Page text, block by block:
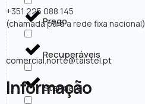
Prego
Recuperáveis
Standard
+351 225 088 145
(chamada para a rede fixa nacional)
comercial.norte@taistel.pt
Informação